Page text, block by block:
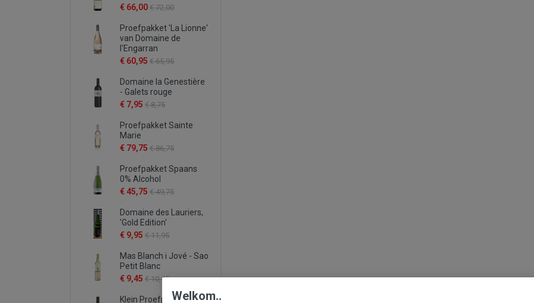
€ 66,00 € 72,00
Proefpakket 'La Lionne'
van Domaine de
l'Engarran
€ 60,95 € 65,95
Domaine la Genestière
- Galets rouge
€ 7,95 € 8,75
Proefpakket Sainte
Marie
€ 79,75 € 86,75
Proefpakket Spaans
0% Alcohol
€ 45,75 € 49,75
Domaine des Lauriers,
'Gold Edition'
€ 9,95 € 11,95
Mas Blanch i Jové - Sao
Petit Blanc
€ 9,45 € 10,45
Klein ProefpakketWelkom..